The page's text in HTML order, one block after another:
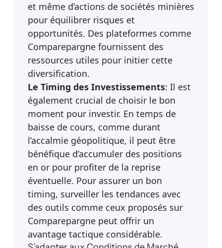
et même d’actions de sociétés minières
pour équilibrer risques et
opportunités. Des plateformes comme
Comparepargne fournissent des
ressources utiles pour initier cette
diversification.
Le Timing des Investissements: Il est
également crucial de choisir le bon
moment pour investir. En temps de
baisse de cours, comme durant
l’accalmie géopolitique, il peut être
bénéfique d’accumuler des positions
en or pour profiter de la reprise
éventuelle. Pour assurer un bon
timing, surveiller les tendances avec
des outils comme ceux proposés sur
Comparepargne peut offrir un
avantage tactique considérable.